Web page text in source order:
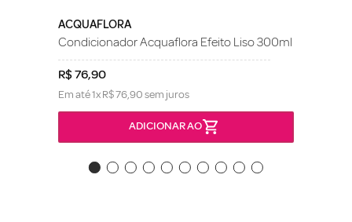
ACQUAFLORA
Condicionador Acquaflora Efeito Liso 300ml
R$76,90
Em até1xR$76,90sem juros
ADICIONAR AO